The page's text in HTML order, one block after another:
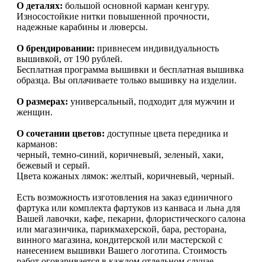
О деталях: большой основной карман кенгуру.
Износостойкие нитки повышенной прочности,
надежные карабины и люверсы.
О брендировании: привнесем индивидуальность
вышивкой, от 190 рублей.
Бесплатная программа вышивки и бесплатная вышивка
образца. Вы оплачиваете только вышивку на изделии.
О размерах: универсальный, подходит для мужчин и
женщин.
О сочетании цветов: доступные цвета передника и
карманов:
черный, темно-синий, коричневый, зеленый, хаки,
бежевый и серый.
Цвета кожаных лямок: желтый, коричневый, черный.
Есть возможность изготовления на заказ единичного
фартука или комплекта фартуков из канваса и льна для
Вашей лавочки, кафе, пекарни, флористического салона
или магазинчика, парикмахерской, бара, ресторана,
винного магазина, кондитерской или мастерской с
нанесением вышивки Вашего логотипа. Стоимость